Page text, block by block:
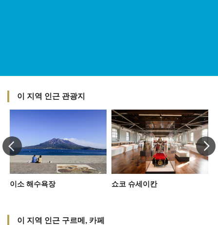
이 지역 인근 관광지
이소 해수욕장 쇼코 슈세이칸
이 지역 인근 구르메, 카페